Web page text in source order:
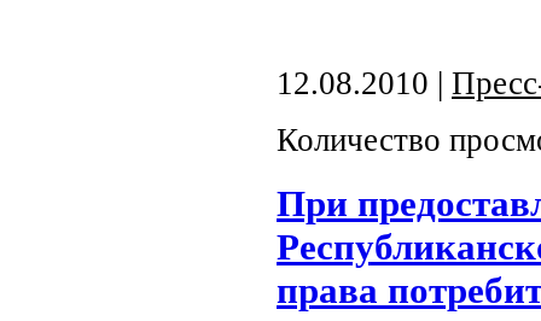
12.08.2010 |
Количество
При
права